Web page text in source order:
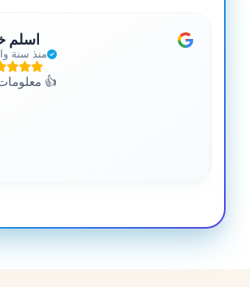
اسلم
منذ سنة
معلومات مفيدة جدا 👍